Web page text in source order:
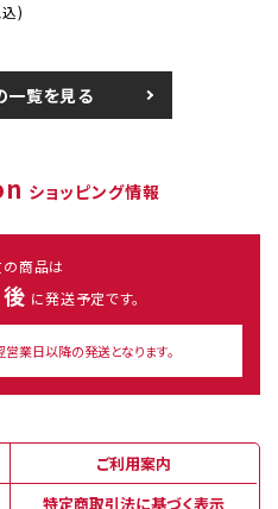
)
一覧を見る
ショッピング情報
の商品は
に発送予定です。
業日以降の発送となります。
ご利用案内
特定商取引法に基づく表示